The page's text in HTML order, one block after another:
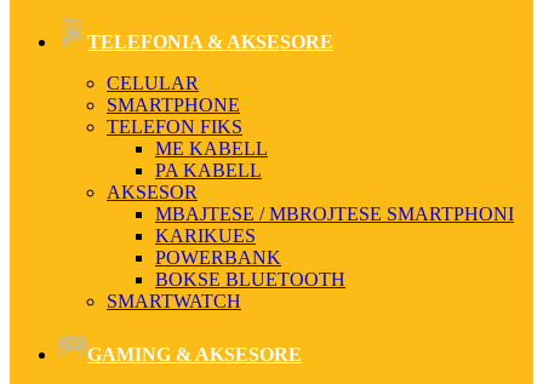
TELEFONIA & AKSESORE
CELULAR
SMARTPHONE
TELEFON FIKS
ME KABELL
PA KABELL
AKSESOR
MBAJTESE / MBROJTESE SMARTPHONI
KARIKUES
POWERBANK
BOKSE BLUETOOTH
SMARTWATCH
GAMING & AKSESORE